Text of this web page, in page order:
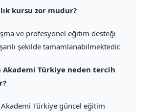
kursu zor mudur?
ve profesyonel eğitim desteği
şekilde tamamlanabilmektedir.
Akademi Türkiye neden tercih
Türkiye güncel eğitim